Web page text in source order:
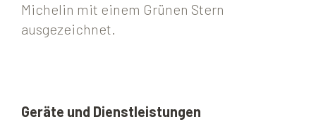
Michelin mit einem Grünen Stern
ausgezeichnet.
Geräte und Dienstleistungen